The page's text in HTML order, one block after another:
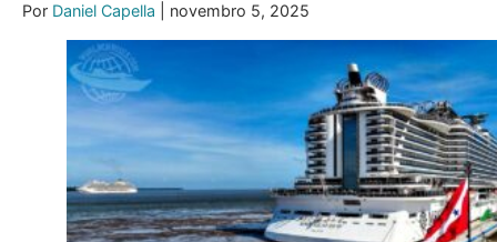
Por Daniel Capella | novembro 5, 2025